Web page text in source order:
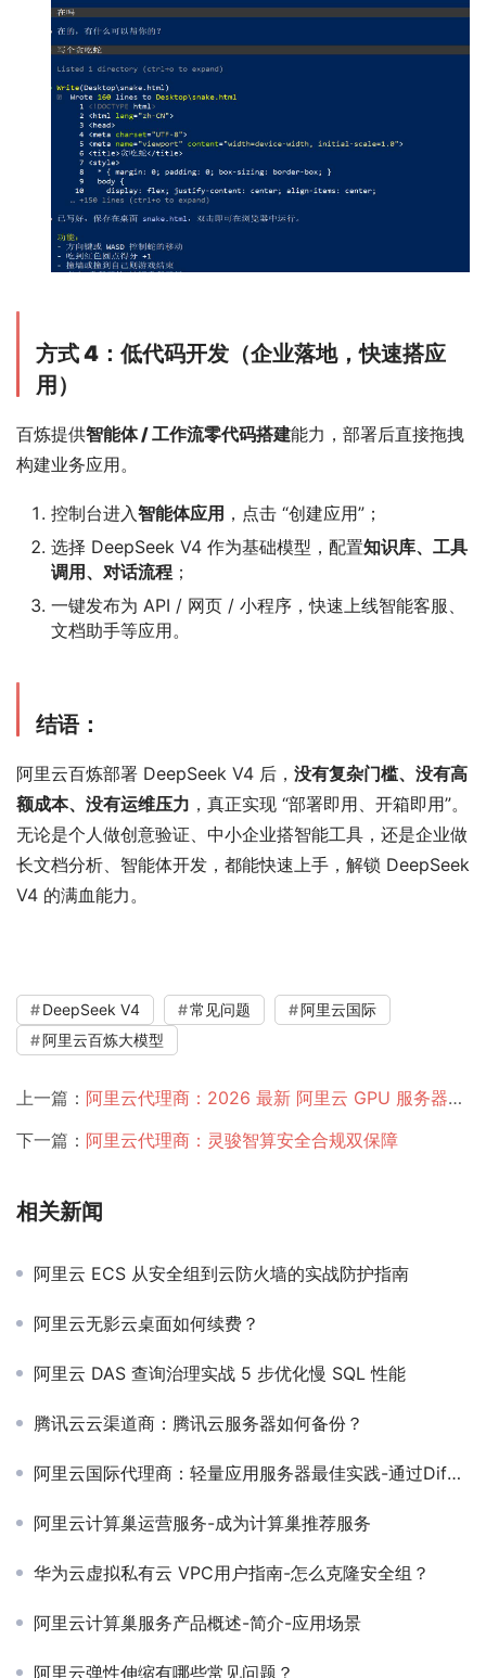
方式 4：低代码开发（企业落地，快速搭应
用）
百炼提供智能体 / 工作流零代码搭建能力，部署后直接拖拽
构建业务应用。
控制台进入智能体应用 ，点击 “创建应用”；
选择 DeepSeek V4 作为基础模型，配置知识库、工具
调用、对话流程 ；
一键发布为 API / 网页 / 小程序，快速上线智能客服、
文档助手等应用。
结语：
阿里云百炼部署 DeepSeek V4 后， 没有复杂门槛、没有高
额成本、没有运维压力 ，真正实现 “部署即用、开箱即用”。
无论是个人做创意验证、中小企业搭智能工具，还是企业做
长文档分析、智能体开发，都能快速上手，解锁 DeepSeek
V4 的满血能力。
DeepSeek V4 常见问题
阿里云国际
阿里云百炼大模型
上一篇： 阿里云代理商：2026 最新 阿里云 GPU 服务器运行 DeepSeek V4 的实战经验分享
下一篇： 阿里云代理商：灵骏智算安全合规双保障
相关新闻
阿里云 ECS 从安全组到云防火墙的实战防护指南
阿里云无影云桌面如何续费？
阿里云 DAS 查询治理实战 5 步优化慢 SQL 性能
腾讯云云渠道商：腾讯云服务器如何备份？
阿里云国际代理商：轻量应用服务器最佳实践-通过Dify快速接入MCP Server
阿里云计算巢运营服务-成为计算巢推荐服务
华为云虚拟私有云 VPC用户指南-怎么克隆安全组？
阿里云计算巢服务产品概述-简介-应用场景
阿里云弹性伸缩有哪些常见问题？